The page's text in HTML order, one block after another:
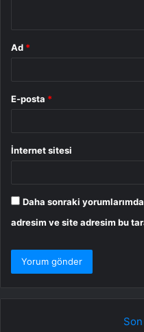
Ad *
E-posta *
İnternet sitesi
Daha sonraki
adresim ve site adresim bu